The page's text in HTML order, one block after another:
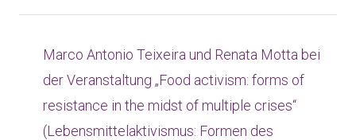
Marco Antonio Teixeira und Renata Motta bei
der Veranstaltung „Food activism: forms of
resistance in the midst of multiple crises“
(Lebensmittelaktivismus: Formen des